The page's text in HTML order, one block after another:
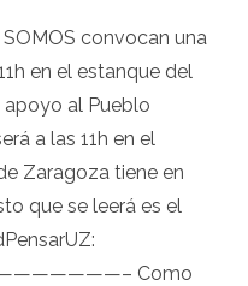
convocan una
en el estanque del
apoyo al Pueblo
a las 11h en el
Zaragoza tiene en
que se leerá es el
Como